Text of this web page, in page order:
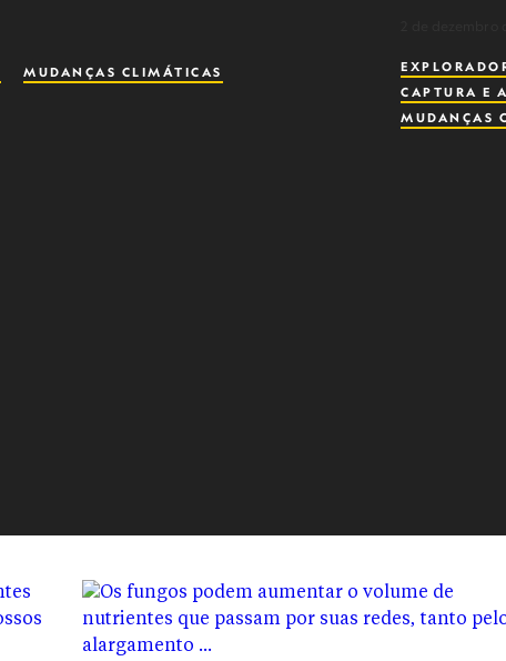
MUDANÇAS CLIMÁTICAS
CAPTURA E
MUDANÇAS